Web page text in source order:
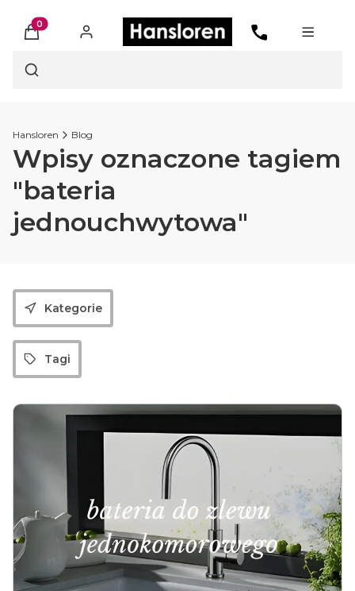
Produkty w koszyku: 0. Zobacz szczegóły
Otwórz wyszukiwarkę
Hansloren Blog
Wpisy oznaczone tagiem
"bateria
jednouchwytowa"
Kategorie
Tagi